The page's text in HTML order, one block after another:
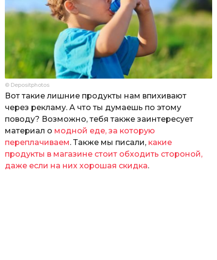
© Depositphotos
Вот такие лишние продукты нам впихивают
через рекламу. А что ты думаешь по этому
поводу? Возможно, тебя также заинтересует
материал о модной еде, за которую
переплачиваем. Также мы писали, какие
продукты в магазине стоит обходить стороной,
даже если на них хорошая скидка.